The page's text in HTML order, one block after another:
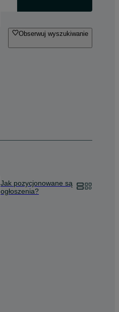
Obserwuj wyszukiwanie
Jak pozycjonowane są
ogłoszenia?